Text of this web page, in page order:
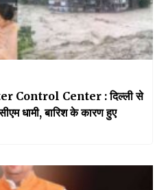
Control Center : दिल्ली से
धामी, बारिश के कारण हुए